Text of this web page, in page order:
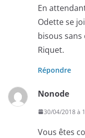
En
Odette se
bisous sans
Riquet.
Répondre
Nonode
30/04/2018 à
Vous êtes